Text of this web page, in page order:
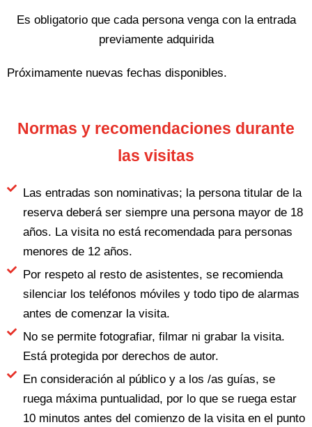
Es obligatorio que cada persona venga con la entrada
previamente adquirida
Próximamente nuevas fechas disponibles.
Normas y recomendaciones durante
las visitas
Las entradas son nominativas; la persona titular de la
reserva deberá ser siempre una persona mayor de 18
años. La visita no está recomendada para personas
menores de 12 años.
Por respeto al resto de asistentes, se recomienda
silenciar los teléfonos móviles y todo tipo de alarmas
antes de comenzar la visita.
No se permite fotografiar, filmar ni grabar la visita.
Está protegida por derechos de autor.
En consideración al público y a los /as guías, se
ruega máxima puntualidad, por lo que se ruega estar
10 minutos antes del comienzo de la visita en el punto